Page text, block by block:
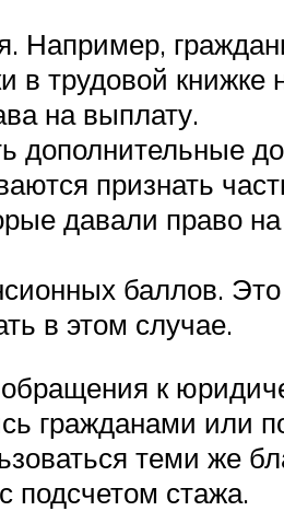
Например,
в трудовой книжке
на выплату.
признать
давали право
баллов.
в этом случае.
к
гражданами или
теми же
подсчетом стажа.